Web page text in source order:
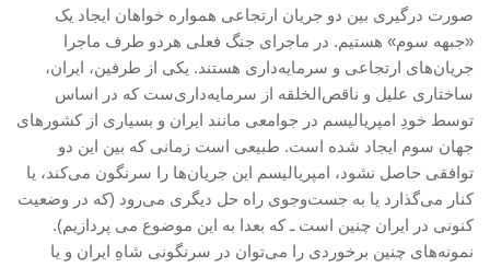
اقتصادی
ادبی
سیاسی
نقد سیاسی
فلسفی
مباحثات
تئوری
صورت درگیری بین دو جریان ارتجاعی همواره خواهان ایجاد یک
«جبهه سوم» هستیم. در ماجرای جنگ فعلی هردو طرف ماجرا
جریان‌های ارتجاعی و سرمایه‌داری هستند. یکی از طرفین، ایران،
ساختاری علیل و ناقص‌الخلقه از سرمایه‌داری‌ست که در اساس
توسط خودِ امپریالیسم در جوامعی مانند ایران و بسیاری از کشورهای
جهان سوم ایجاد شده است. طبیعی است زمانی که بین این دو
توافقی حاصل نشود، امپریالیسم این جریان‌ها را سرنگون می‌کند، یا
کنار می‌گذارد یا به جست‌وجوی راه حل دیگری می‌رود (که در وضعیت
کنونی در ایران چنین است ـ که بعدا به این موضوع می پردازیم).
نمونه‌های چنین برخوردی را می‌توان در سرنگونی شاهِ ایران و یا